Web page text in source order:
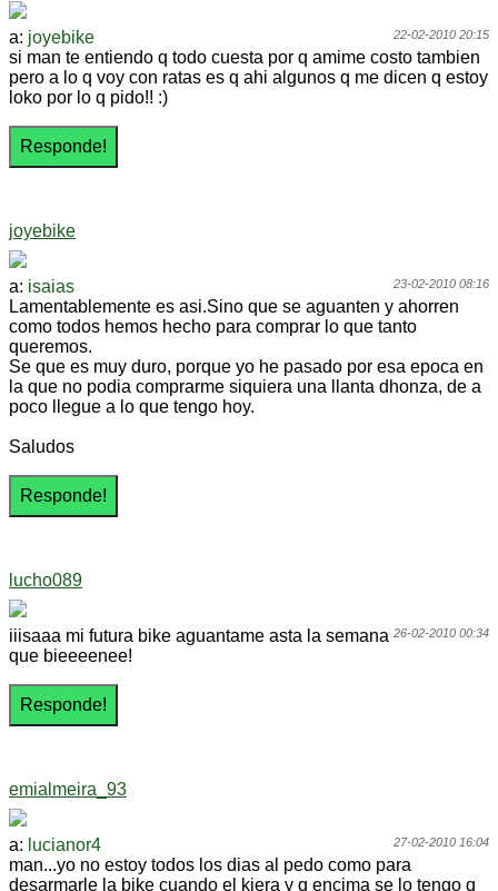
22-02-2010 20:15
a: joyebike
si man te entiendo q todo cuesta por q amime costo tambien
pero a lo q voy con ratas es q ahi algunos q me dicen q estoy
loko por lo q pido!! :)
joyebike
23-02-2010 08:16
a: isaias
Lamentablemente es asi.Sino que se aguanten y ahorren
como todos hemos hecho para comprar lo que tanto
queremos.
Se que es muy duro, porque yo he pasado por esa epoca en
la que no podia comprarme siquiera una llanta dhonza, de a
poco llegue a lo que tengo hoy.
Saludos
lucho089
26-02-2010 00:34
iiisaaa mi futura bike aguantame asta la semana
que bieeeenee!
emialmeira_93
27-02-2010 16:04
a: lucianor4
man...yo no estoy todos los dias al pedo como para
desarmarle la bike cuando el kiera y q encima se lo tengo q